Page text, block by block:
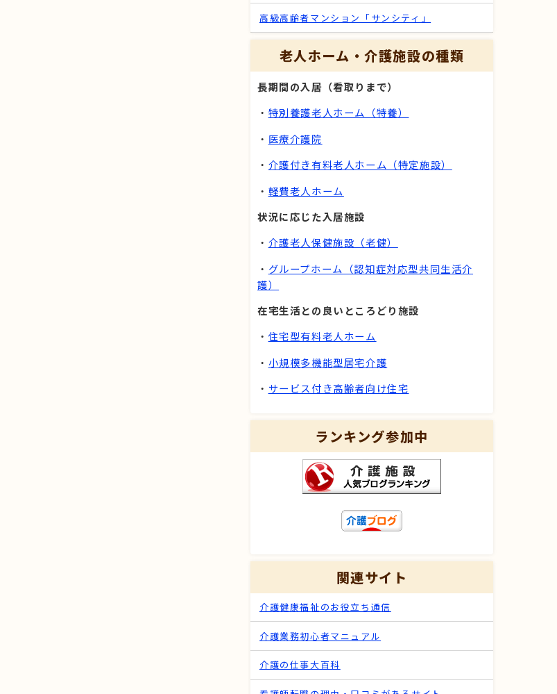
高級高齢者マンション「サンシティ」
老人ホーム・介護施設の種類
長期間の入居（看取りまで）
・ 特別養護老人ホーム（特養）
・ 医療介護院
・ 介護付き有料老人ホーム（特定施設）
・ 軽費老人ホーム
状況に応じた入居施設
・ 介護老人保健施設（老健）
・ グループホーム（認知症対応型共同生活介
護）
在宅生活との良いところどり施設
・ 住宅型有料老人ホーム
・ 小規模多機能型居宅介護
・ サービス付き高齢者向け住宅
ランキング参加中
関連サイト
介護健康福祉のお役立ち通信
介護業務初心者マニュアル
介護の仕事大百科